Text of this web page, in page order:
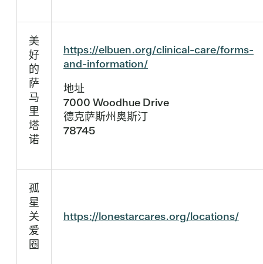
美
好
的
萨
马
里
塔
诺
https://elbuen.org/clinical-care/forms-
and-information/
地址
7000 Woodhue Drive
德克萨斯州奥斯汀
78745
孤
星
关
爱
圈
https://lonestarcares.org/locations/